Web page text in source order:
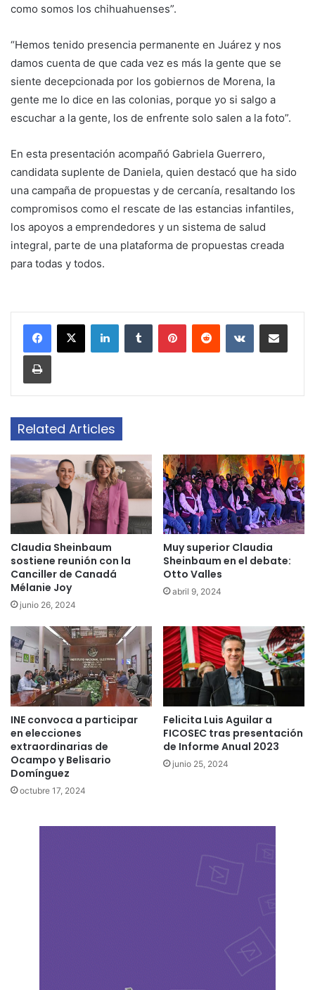
como somos los chihuahuenses”.
“Hemos tenido presencia permanente en Juárez y nos
damos cuenta de que cada vez es más la gente que se
siente decepcionada por los gobiernos de Morena, la
gente me lo dice en las colonias, porque yo si salgo a
escuchar a la gente, los de enfrente solo salen a la foto”.
En esta presentación acompañó Gabriela Guerrero,
candidata suplente de Daniela, quien destacó que ha sido
una campaña de propuestas y de cercanía, resaltando los
compromisos como el rescate de las estancias infantiles,
los apoyos a emprendedores y un sistema de salud
integral, parte de una plataforma de propuestas creada
para todas y todos.
LinkedInTumblr PinterestReddit VKontakteShare via Email
Print
Related Articles
Claudia Sheinbaum
sostiene reunión con la
Canciller de Canadá
Mélanie Joy
junio 26, 2024
Muy superior Claudia
Sheinbaum en el debate:
Otto Valles
abril 9, 2024
INE convoca a participar
en elecciones
extraordinarias de
Ocampo y Belisario
Domínguez
octubre 17, 2024
Felicita Luis Aguilar a
FICOSEC tras presentación
de Informe Anual 2023
junio 25, 2024